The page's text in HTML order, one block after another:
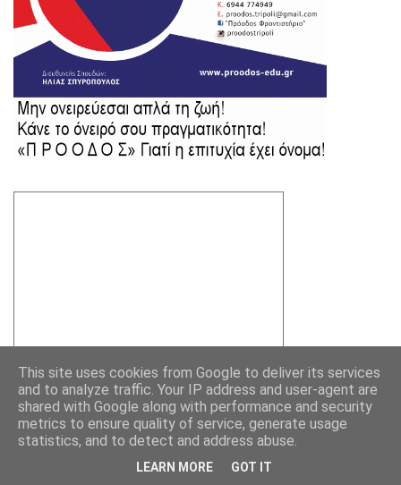
This site uses cookies from Google to deliver its services
and to analyze traffic. Your IP address and user-agent are
shared with Google along with performance and security
metrics to ensure quality of service, generate usage
statistics, and to detect and address abuse.
LEARN MORE GOT IT